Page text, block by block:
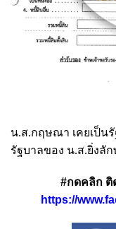
น.ส.กฤษณา เคยเป็น
รัฐบาลของ น.ส.ยิ่งลั
#กดคลิก ติ
https://